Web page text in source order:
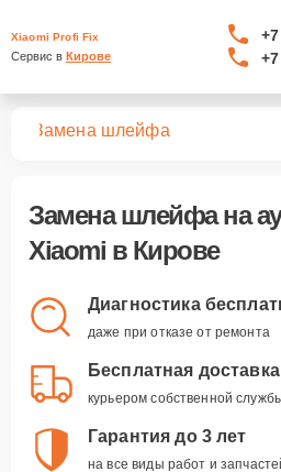
Xiaomi Profi Fix
Сервис в Кирове
Замена шлейфа
Замена шлейфана
Xiaomi в Кирове
Диагностика
даже при отказе от ремонта
Бесплатная доставка
курьером собственной
Гарантия до 3 лет
на все виды работ и